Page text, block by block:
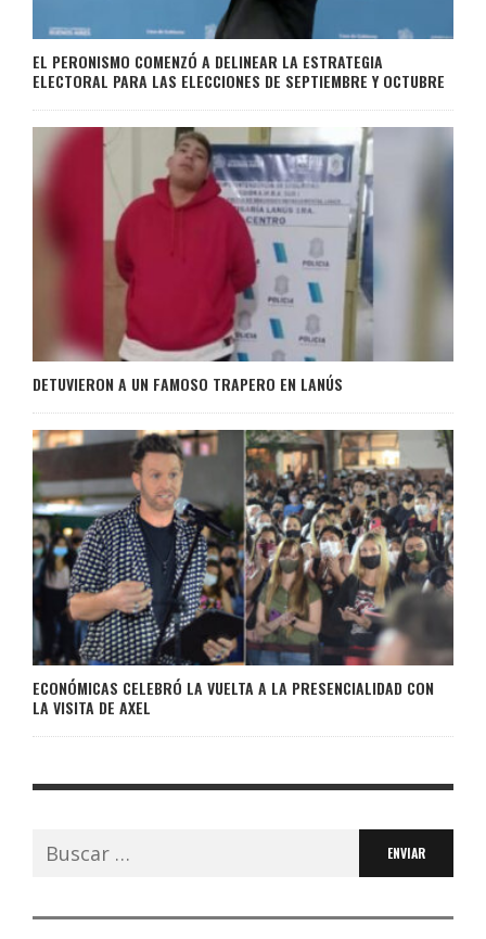
EL PERONISMO COMENZÓ A DELINEAR LA ESTRATEGIA
ELECTORAL PARA LAS ELECCIONES DE SEPTIEMBRE Y OCTUBRE
DETUVIERON A UN FAMOSO TRAPERO EN LANÚS
ECONÓMICAS CELEBRÓ LA VUELTA A LA PRESENCIALIDAD CON
LA VISITA DE AXEL
Buscar: